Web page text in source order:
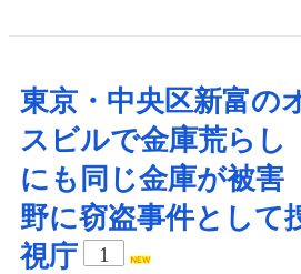
東京・中央区新富の
スビルで金庫荒ら
にも同じ金庫が被
野に窃盗事件とし
視庁
1